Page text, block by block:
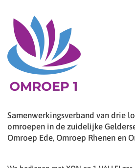
Samenwerkingsverband van drie
omroepen in de zuidelijke
Omroep Ede, Omroep Rhenen en